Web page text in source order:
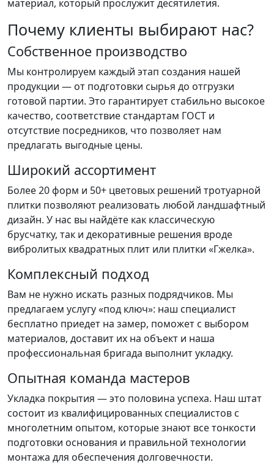
материал, который прослужит десятилетия.
Почему клиенты выбирают нас?
Собственное производство
Мы контролируем каждый этап создания нашей
продукции — от подготовки сырья до отгрузки
готовой партии. Это гарантирует стабильно высокое
качество, соответствие стандартам ГОСТ и
отсутствие посредников, что позволяет нам
предлагать выгодные цены.
Широкий ассортимент
Более 20 форм и 50+ цветовых решений тротуарной
плитки позволяют реализовать любой ландшафтный
дизайн. У нас вы найдёте как классическую
брусчатку, так и декоративные решения вроде
вибролитых квадратных плит или плитки «Гжелка».
Комплексный подход
Вам не нужно искать разных подрядчиков. Мы
предлагаем услугу «под ключ»: наш специалист
бесплатно приедет на замер, поможет с выбором
материалов, доставит их на объект и наша
профессиональная бригада выполнит укладку.
Опытная команда мастеров
Укладка покрытия — это половина успеха. Наш штат
состоит из квалифицированных специалистов с
многолетним опытом, которые знают все тонкости
подготовки основания и правильной технологии
монтажа для обеспечения долговечности.